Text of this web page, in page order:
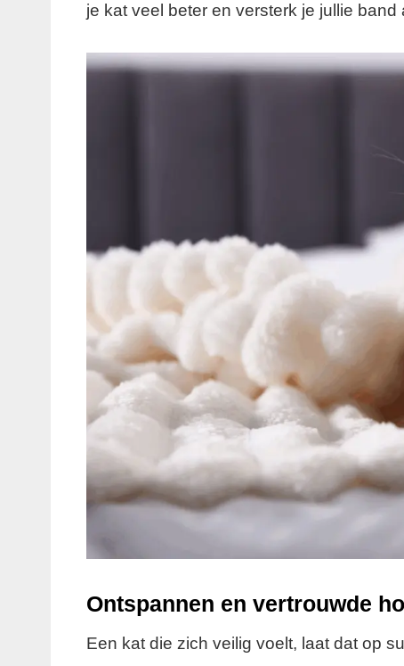
je kat veel beter en versterk je jullie band
Ontspannen en vertrouwde
Een kat die zich veilig voelt, laat dat op